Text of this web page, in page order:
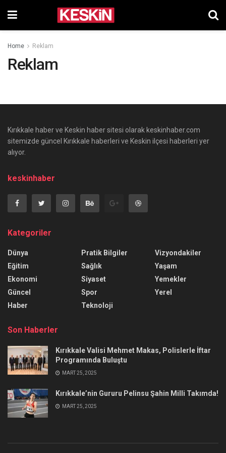
Home Reklam
Reklam
Kırıkkale haber ve Keskin haber sitesi olarak keskinhaber.com
sitemizde güncel Kırıkkale haberleri ve Keskin ilçesi haberleri yer
alıyor.
keskinhaber
Kategoriler
Dünya
Eğitim
Ekonomi
Güncel
Haber
Pratik Bilgiler
Sağlık
Siyaset
Spor
Teknoloji
Vizyondakiler
Yaşam
Yemekler
Yerel
Son Haberler
Kırıkkale Valisi Mehmet Makas, Polislerle İftar
Programında Buluştu
MART 25, 2025
Kırıkkale’nin Gururu Pelinsu Şahin Milli Takımda!
MART 25, 2025